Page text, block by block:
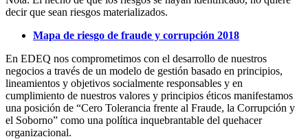
decir que sean riesgos materializados.
Mapa de riesgo de fraude y corrupción 2018
En EDEQ nos comprometimos con el desarrollo de nuestros
negocios a través de un modelo de gestión basado en principios,
lineamientos y objetivos socialmente responsables y en
cumplimiento de nuestros valores y principios éticos manifestamos
una posición de “Cero Tolerancia frente al Fraude, la Corrupción y
el Soborno” como una política inquebrantable del quehacer
organizacional.